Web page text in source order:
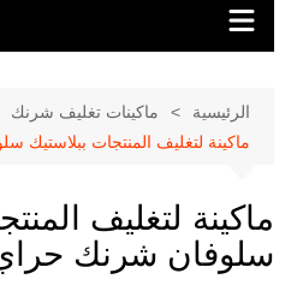
الرئيسية
ماكينات تغليف شرنك
ماكينة لتغليف المنتجات ببلاستيك
ماكينة لتغليف
سلوفان شرنك